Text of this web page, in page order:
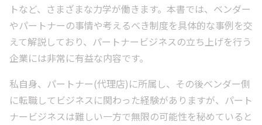
トなど、さまざまな力学が働きます。本書では、ベンダー
やパートナーの事情や考えるべき制度を具体的な事例を交
えて解説しており、パートナービジネスの立ち上げを行う
企業には非常に有益な内容です。
私自身、パートナー(代理店)に所属し、その後ベンダー側
に転職してビジネスに関わった経験がありますが、パート
ナービジネスは難しい一方で無限の可能性を秘めていると